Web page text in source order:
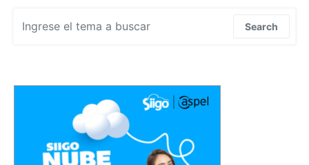
Search